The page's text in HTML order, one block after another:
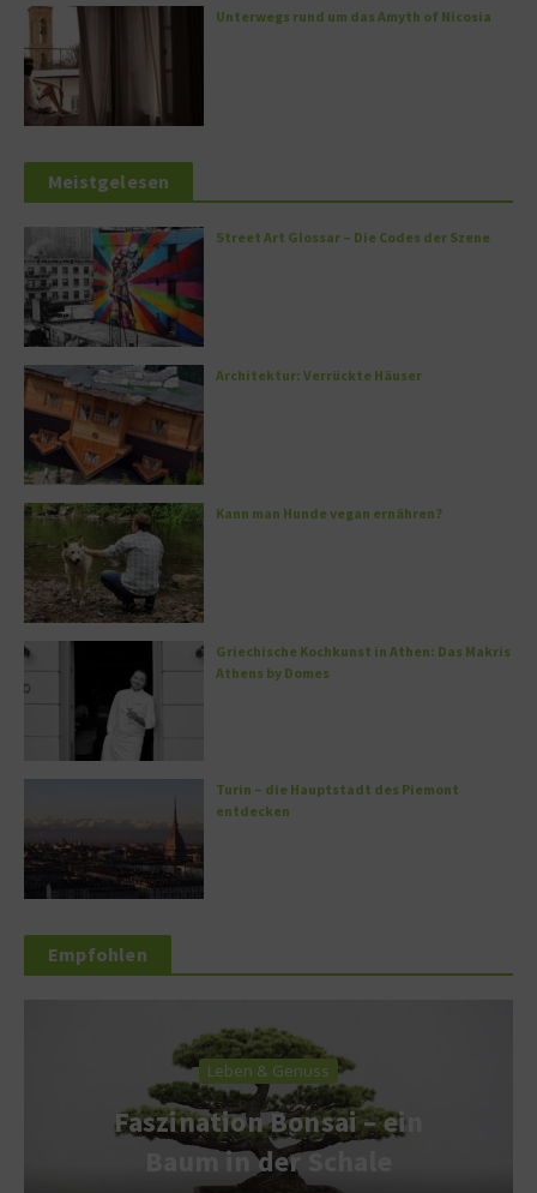
Unterwegs rund um das Amyth of Nicosia
Meistgelesen
Street Art Glossar – Die Codes der Szene
Architektur: Verrückte Häuser
Kann man Hunde vegan ernähren?
Griechische Kochkunst in Athen: Das Makris
Athens by Domes
Turin – die Hauptstadt des Piemont
entdecken
Empfohlen
Leben & Genuss
Faszination Bonsai – ein
Baum in der Schale